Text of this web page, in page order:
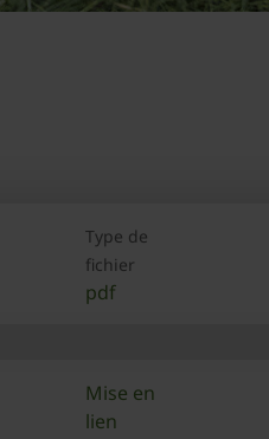
Type de
fichier
pdf
Mise en
lien